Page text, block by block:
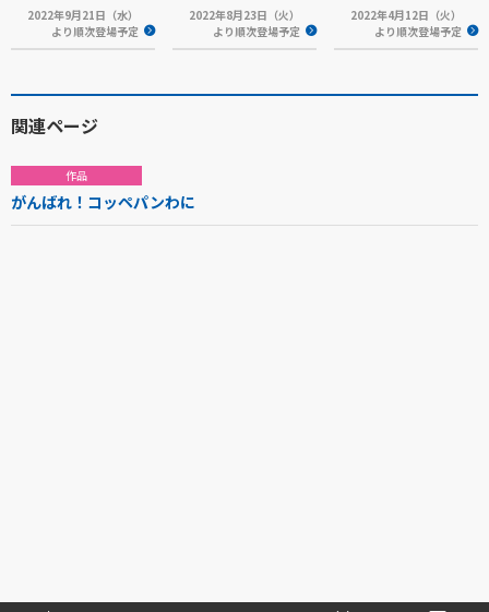
2022年9月21日（水）
より順次登場予定
2022年8月23日（火）
より順次登場予定
2022年4月12日（火）
より順次登場予定
関連ページ
作品
がんばれ！コッペパンわに